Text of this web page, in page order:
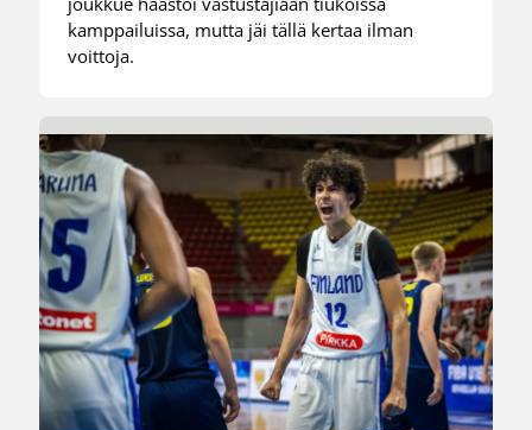
kamppailuissa, mutta jäi tällä kertaa ilman
voittoja.